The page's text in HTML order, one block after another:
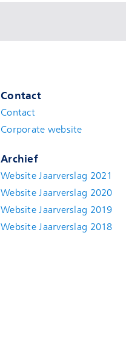
Contact
Contact
Corporate website
Archief
Website Jaarverslag 2021
Website Jaarverslag 2020
Website Jaarverslag 2019
Website Jaarverslag 2018